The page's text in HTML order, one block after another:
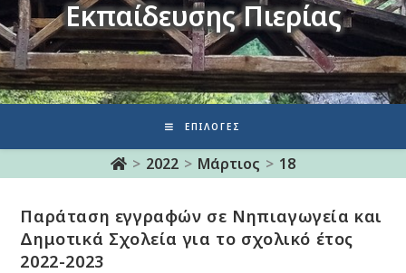
Εκπαίδευσης Πιερίας
ΕΠΙΛΟΓΈΣ
> 2022 > Μάρτιος > 18
Παράταση εγγραφών σε Νηπιαγωγεία και
Δημοτικά Σχολεία για το σχολικό έτος
2022-2023